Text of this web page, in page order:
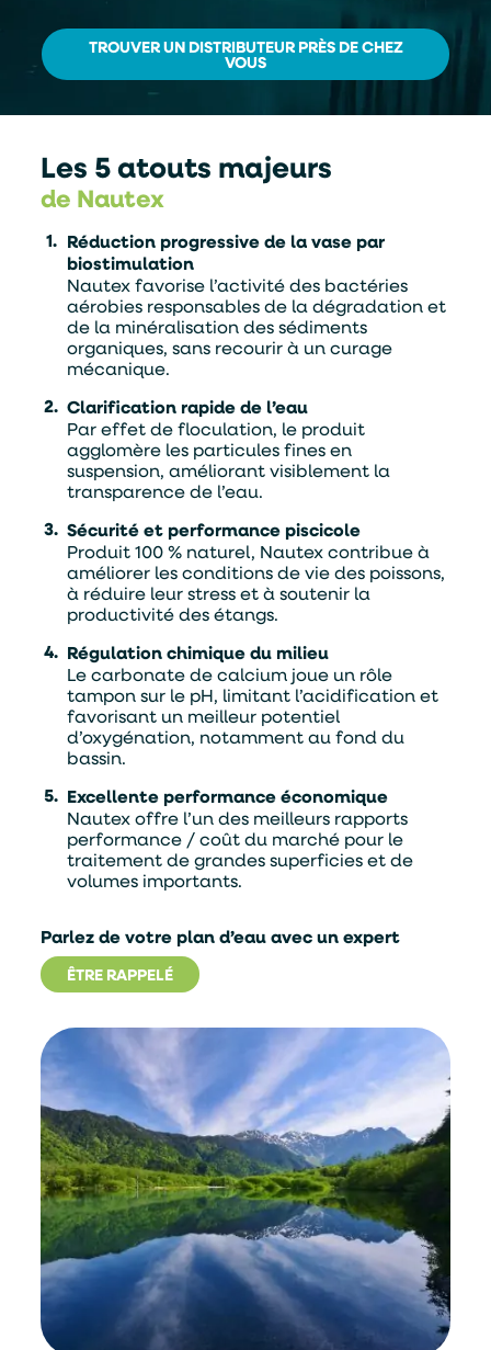
TROUVER UN DISTRIBUTEUR PRÈS DE CHEZ
VOUS
Les 5 atouts majeurs
de Nautex
Réduction progressive de la vase par
biostimulation
Nautex favorise l’activité des bactéries
aérobies responsables de la dégradation et
de la minéralisation des sédiments
organiques, sans recourir à un curage
mécanique.
Clarification rapide de l’eau
Par effet de floculation, le produit
agglomère les particules fines en
suspension, améliorant visiblement la
transparence de l’eau.
Sécurité et performance piscicole
Produit 100 % naturel, Nautex contribue à
améliorer les conditions de vie des poissons,
à réduire leur stress et à soutenir la
productivité des étangs.
Régulation chimique du milieu
Le carbonate de calcium joue un rôle
tampon sur le pH, limitant l’acidification et
favorisant un meilleur potentiel
d’oxygénation, notamment au fond du
bassin.
Excellente performance économique
Nautex offre l’un des meilleurs rapports
performance / coût du marché pour le
traitement de grandes superficies et de
volumes importants.
Parlez de votre plan d’eau avec un expert
ÊTRE RAPPELÉ